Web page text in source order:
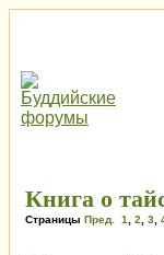
Книга о
Страницы Пред. 1 2 3